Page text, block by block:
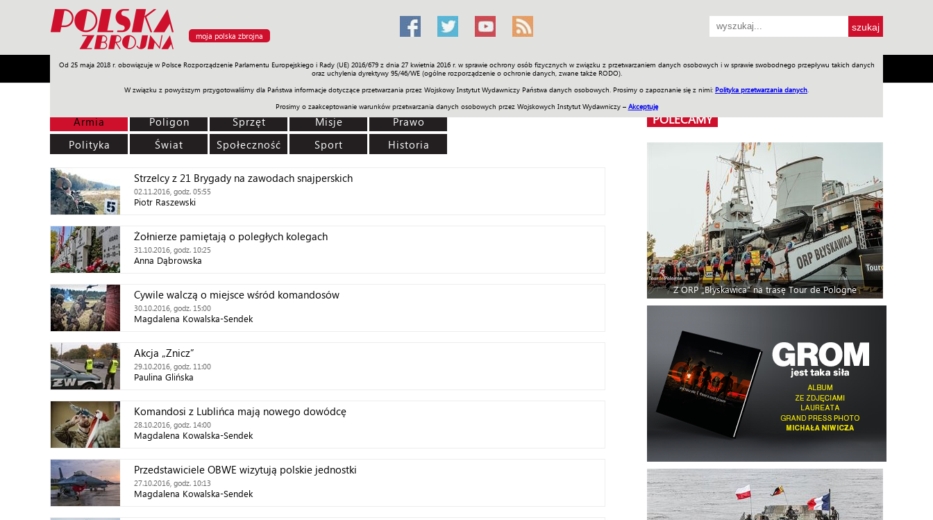
moja polska zbrojna
Od 25 maja 2018 r. obowiązuje w Polsce Rozporządzenie Parlamentu Europejskiego i Rady (UE) 2016/679 z dnia 27 kwietnia 2016 r. w sprawie ochrony osób fizycznych w związku z przetwarzaniem danych osobowych i w sprawie swobodnego przepływu takich danych
oraz uchylenia dyrektywy 95/46/WE (ogólne rozporządzenie o ochronie danych, zwane także RODO).
W związku z powyższym przygotowaliśmy dla Państwa informacje dotyczące przetwarzania przez Wojskowy Instytut Wydawniczy Państwa danych osobowych. Prosimy o zapoznanie się z nimi: Polityka przetwarzania danych
Prosimy o zaakceptowanie warunków przetwarzania danych osobowych przez Wojskowych Instytut Wydawniczy – Akceptuję
Armia Poligon Sprzęt Misje Polityka Prawo Świat Społeczność Sport Historia Galerie Wideo ENGLISH SKLEP Jednodniówki Praca w WIW
Armia Poligon Sprzęt Misje
Prawo
Polityka
Świat Społeczność Sport Historia
Strzelcy z 21 Brygady na zawodach snajperskich
02.11.2016, godz. 05:55
Piotr Raszewski
Żołnierze pamiętają o poległych kolegach
31.10.2016, godz. 10:25
Anna Dąbrowska
Cywile walczą o miejsce wśród komandosów
30.10.2016, godz. 15:00
Magdalena Kowalska-Sendek
Akcja „Znicz”
29.10.2016, godz. 11:00
Paulina Glińska
Komandosi z Lublińca mają nowego dowódcę
28.10.2016, godz. 14:00
Magdalena Kowalska-Sendek
Przedstawiciele OBWE wizytują polskie jednostki
27.10.2016, godz. 10:13
Magdalena Kowalska-Sendek
POLECAMY
Z ORP „Błyskawica” na trasę Tour de Pologne